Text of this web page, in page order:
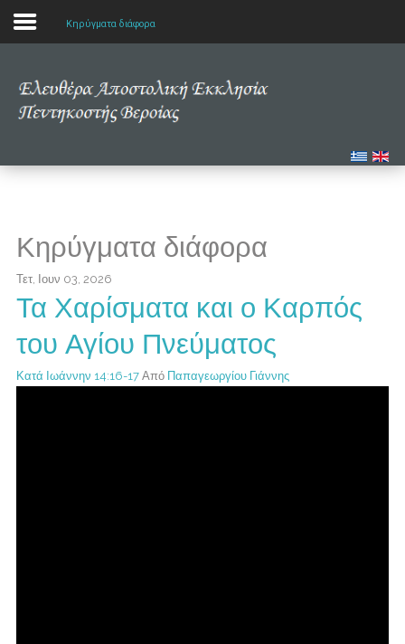
Αρχική
Μελετώντας την Αγία Γραφή
Κηρύγματα διάφορα
Κηρύγματα διάφορα
Τετ, Ιουν 03, 2026
Τα Χαρίσματα και ο Καρπός
του Αγίου Πνεύματος
Κατά Ιωάννην 14:16-17Από Παπαγεωργίου Γιάννης